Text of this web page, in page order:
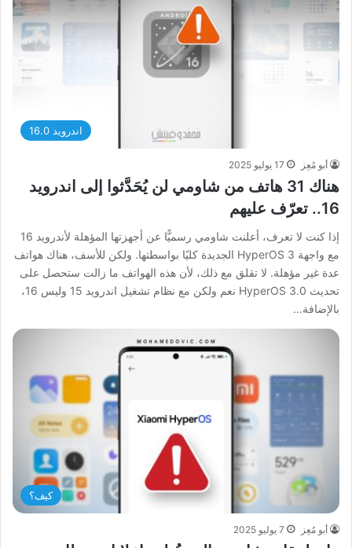
اندرويد 16.0
أبو مُعِز 17 يوليو 2025
هناك 31 هاتف من شاومي لن يُحَدَّثوا إلى اندرويد
16.. تعرّف عليهم
إذا كنت لا تعرف، أعلنت شاومي رسميًّا عن أجهزتها المؤهلة لأندرويد 16
مع واجهة HyperOS 3 الجديدة كليًا بواسطتها. ولكن للأسف، هناك هواتف
عدة غير مؤهلة. لا تقلق مع ذلك، لأن هذه الهواتف ما زالت ستحصل على
تحديث HyperOS 3.0 نعم ولكن مع نظام تشغيل اندرويد 15 وليس 16،
بالإضافة…
كيف؟
أبو مُعِز 7 يوليو 2025